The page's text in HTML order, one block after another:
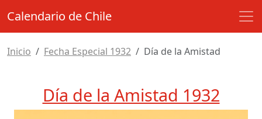
Calendario de Chile
Inicio Fecha Especial 1932 Día de la Amistad
Día de la Amistad 1932